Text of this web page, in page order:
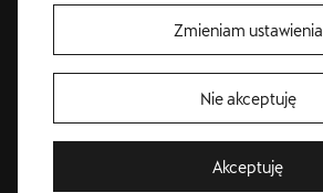
Zmieniam ustawienia
Nie akceptuję
Akceptuję